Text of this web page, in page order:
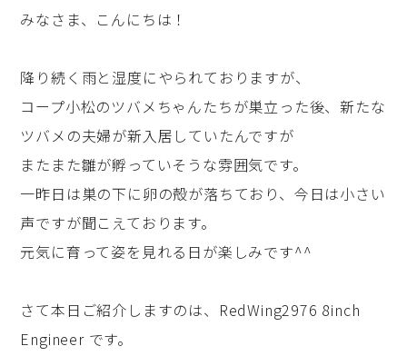
みなさま、こんにちは！
降り続く雨と湿度にやられておりますが、
コープ小松のツバメちゃんたちが巣立った後、新たな
ツバメの夫婦が新入居していたんですが
またまた雛が孵っていそうな雰囲気です。
一昨日は巣の下に卵の殻が落ちており、今日は小さい
声ですが聞こえております。
元気に育って姿を見れる日が楽しみです^^
さて本日ご紹介しますのは、RedWing2976 8inch
Engineer です。